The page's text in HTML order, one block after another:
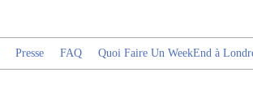
Presse FAQ Quoi Faire Un WeekEnd à